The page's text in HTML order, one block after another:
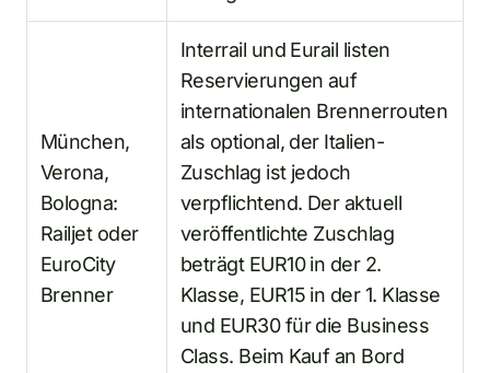
München,
Verona,
Bologna:
Railjet oder
EuroCity
Brenner
Interrail und Eurail listen
Reservierungen auf
internationalen Brennerrouten
als optional, der Italien-
Zuschlag ist jedoch
verpflichtend. Der aktuell
veröffentlichte Zuschlag
beträgt EUR10 in der 2.
Klasse, EUR15 in der 1. Klasse
und EUR30 für die Business
Class. Beim Kauf an Bord